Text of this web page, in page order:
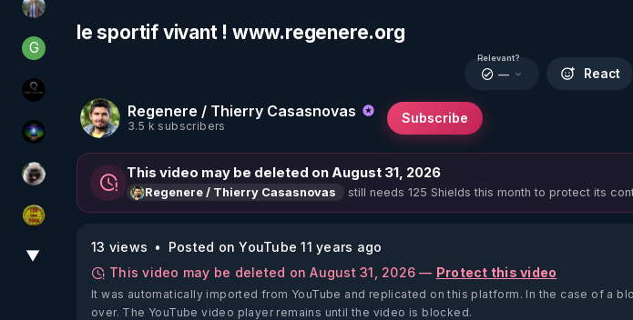
Nicolas BOUVIER
G Generousbear
La vérité
WakeUp
Priscane
CDS pour TOUS
▼
le sportif vivant ! www.regenere.org
Regenere / Thierry Casasnovas
3.5 k subscribers
Subscribe
Relevant?
— React
This video may be deleted on August 31, 2026
Regenere / Thierry Casasnovas still needs 125 Shields this month to protect its
13 views
Posted on YouTube 11 years ago
This video may be deleted on August 31, 2026 — Protect this video
It was automatically imported from YouTube and replicated on this platform. In the case of a
over. The YouTube video player remains until the video is blocked.